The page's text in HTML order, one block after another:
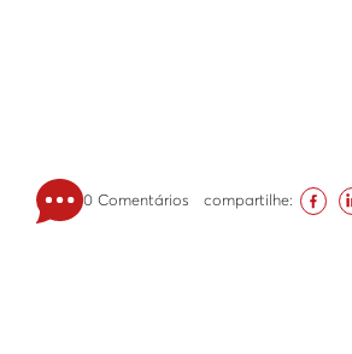
0 Comentários compartilhe: